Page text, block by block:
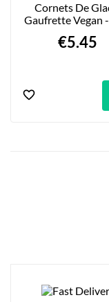
Cornets De
Gaufrette Vegan
€5.45